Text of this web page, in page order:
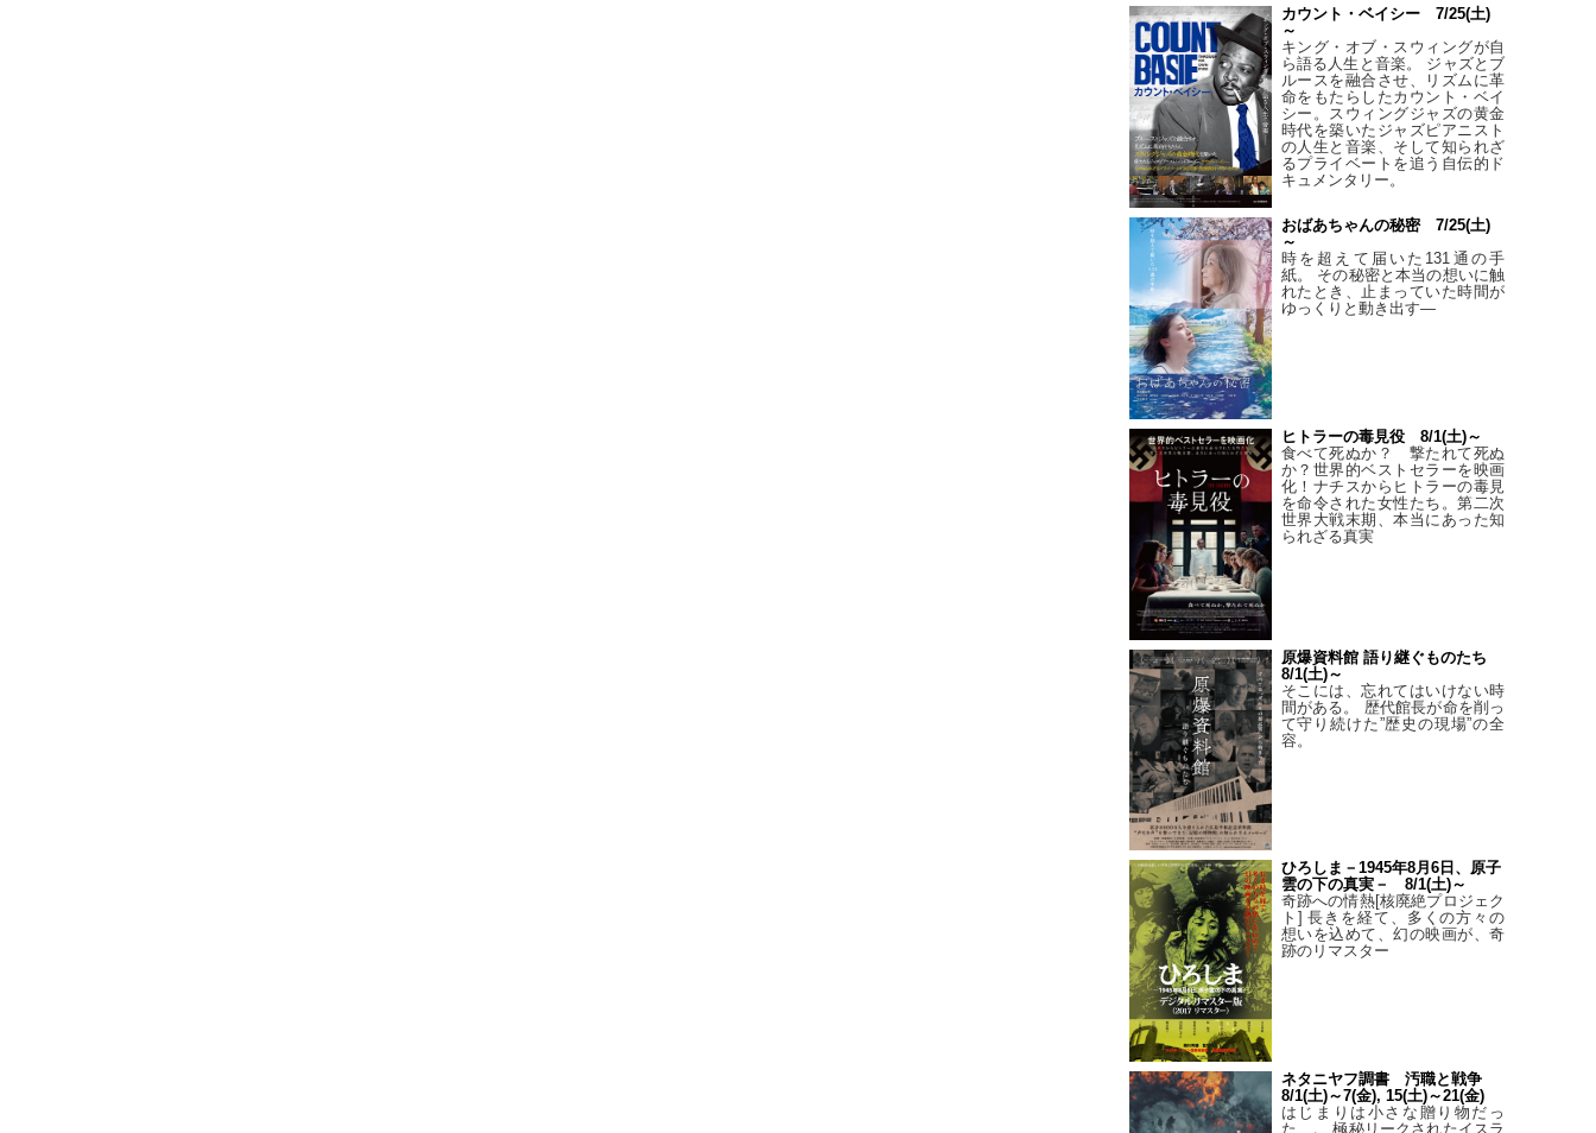
カウント・ベイシー 7/25(土)
～
キング・オブ・スウィングが自
ら語る人生と音楽。 ジャズとブ
ルースを融合させ、リズムに革
命をもたらしたカウント・ベイ
シー。スウィングジャズの黄金
時代を築いたジャズピアニスト
の人生と音楽、そして知られざ
るプライベートを追う自伝的ド
キュメンタリー。
おばあちゃんの秘密 7/25(土)
～
時を超えて届いた131通の手
紙。 その秘密と本当の想いに触
れたとき、止まっていた時間が
ゆっくりと動き出す―
ヒトラーの毒見役 8/1(土)～
食べて死ぬか？ 撃たれて死ぬ
か？世界的ベストセラーを映画
化！ナチスからヒトラーの毒見
を命令された女性たち。第二次
世界大戦末期、本当にあった知
られざる真実
原爆資料館 語り継ぐものたち
8/1(土)～
そこには、忘れてはいけない時
間がある。 歴代館長が命を削っ
て守り続けた”歴史の現場”の全
容。
ひろしま－1945年8月6日、原子
雲の下の真実－ 8/1(土)～
奇跡への情熱[核廃絶プロジェク
ト] 長きを経て、多くの方々の
想いを込めて、幻の映画が、奇
跡のリマスター
ネタニヤフ調書 汚職と戦争
8/1(土)～7(金), 15(土)～21(金)
はじまりは小さな贈り物だっ
た…。 極秘リークされたイスラ